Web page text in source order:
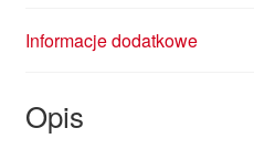
Informacje dodatkowe
Opis